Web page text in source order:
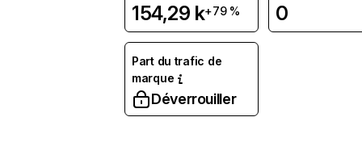
154,29 k+79 % 0
Part du trafic de
marque
Déverrouiller